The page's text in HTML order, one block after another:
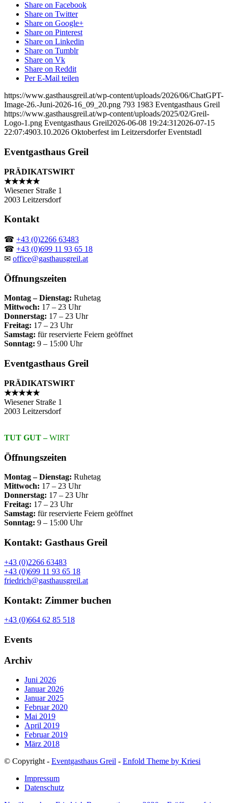
Share on Facebook
Share on Twitter
Share on Google+
Share on Pinterest
Share on Linkedin
Share on Tumblr
Share on Vk
Share on Reddit
Per E-Mail teilen
https://www.gasthausgreil.at/wp-content/uploads/2026/06/ChatGPT-
Image-26.-Juni-2026-16_09_20.png 793 1983 Eventgasthaus Greil
https://www.gasthausgreil.at/wp-content/uploads/2025/02/Greil-
Logo-1.png Eventgasthaus Greil2026-06-08 19:24:31 2026-07-15
22:07:4903.10.2026 Oktoberfest im Leitzersdorfer Eventstadl
Eventgasthaus Greil
PRÄDIKATSWIRT
★★★★★
Wiesener Straße 1
2003 Leitzersdorf
Kontakt
☎ +43 (0)2266 63483
☎ +43 (0)699 11 93 65 18
✉ office@gasthausgreil.at
Öffnungszeiten
Montag – Dienstag: Ruhetag
Mittwoch: 17 – 23 Uhr
Donnerstag: 17 – 23 Uhr
Freitag: 17 – 23 Uhr
Samstag: für reservierte Feiern geöffnet
Sonntag: 9 – 15:00 Uhr
Eventgasthaus Greil
PRÄDIKATSWIRT
★★★★★
Wiesener Straße 1
2003 Leitzersdorf
TUT GUT –WIRT
Öffnungszeiten
Montag – Dienstag: Ruhetag
Mittwoch: 17 – 23 Uhr
Donnerstag: 17 – 23 Uhr
Freitag: 17 – 23 Uhr
Samstag: für reservierte Feiern geöffnet
Sonntag: 9 – 15:00 Uhr
Kontakt: Gasthaus Greil
+43 (0)2266 63483
+43 (0)699 11 93 65 18
friedrich@gasthausgreil.at
Kontakt: Zimmer buchen
+43 (0)664 62 85 518
Events
Archiv
Juni 2026
Januar 2026
Januar 2025
Februar 2020
Mai 2019
April 2019
Februar 2019
März 2018
© Copyright - Eventgasthaus Greil - Enfold Theme by Kriesi
Impressum
Datenschutz